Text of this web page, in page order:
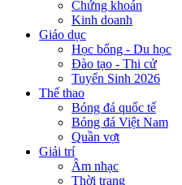
Chứng khoán
Kinh doanh
Giáo dục
Học bổng - Du học
Đào tạo - Thi cử
Tuyển Sinh 2026
Thể thao
Bóng đá quốc tế
Bóng đá Việt Nam
Quần vợt
Giải trí
Âm nhạc
Thời trang